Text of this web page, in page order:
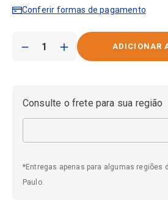
Conferir formas de pagamento
＋
－
Consulte o frete para sua região
*Entregas apenas para algumas regiões
Paulo.